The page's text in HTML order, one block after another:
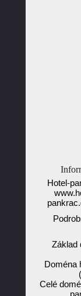
Hotel-
Základ
Doména
Celé